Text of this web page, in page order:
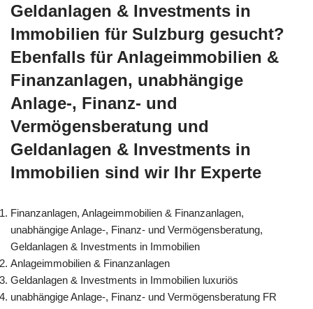
Geldanlagen & Investments in
Immobilien für Sulzburg gesucht?
Ebenfalls für Anlageimmobilien &
Finanzanlagen, unabhängige
Anlage-, Finanz- und
Vermögensberatung und
Geldanlagen & Investments in
Immobilien sind wir Ihr Experte
Finanzanlagen, Anlageimmobilien & Finanzanlagen,
unabhängige Anlage-, Finanz- und Vermögensberatung,
Geldanlagen & Investments in Immobilien
Anlageimmobilien & Finanzanlagen
Geldanlagen & Investments in Immobilien luxuriös
unabhängige Anlage-, Finanz- und Vermögensberatung FR